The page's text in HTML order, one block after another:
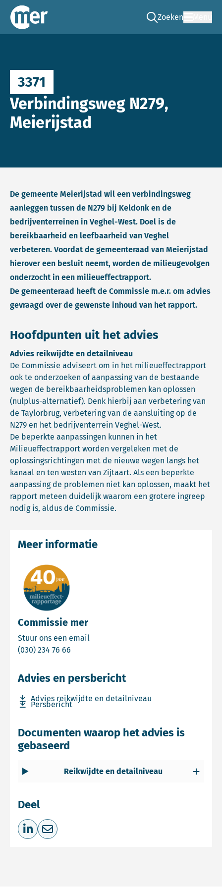
Commissie mer
Zoeken
Ga naar de zoek
3371
Verbindingsweg N279,
Meierijstad
De gemeente Meierijstad wil een verbindingsweg
aanleggen tussen de N279 bij Keldonk en de
bedrijventerreinen in Veghel-West. Doel is de
bereikbaarheid en leefbaarheid van Veghel
verbeteren. Voordat de gemeenteraad van Meierijstad
hierover een besluit neemt, worden de milieugevolgen
onderzocht in een milieueffectrapport.
De gemeenteraad heeft de Commissie m.e.r. om advies
gevraagd over de gewenste inhoud van het rapport.
Hoofdpunten uit het advies
Advies reikwijdte en detailniveau
De Commissie adviseert om in het milieueffectrapport
ook te onderzoeken of aanpassing van de bestaande
wegen de bereikbaarheidsproblemen kan oplossen
(nulplus-alternatief). Denk hierbij aan verbetering van
de Taylorbrug, verbetering van de aansluiting op de
N279 en het bedrijventerrein Veghel-West.
De beperkte aanpassingen kunnen in het
Milieueffectrapport worden vergeleken met de
oplossingsrichtingen met de nieuwe wegen langs het
kanaal en ten westen van Zijtaart. Als een beperkte
aanpassing de problemen niet kan oplossen, maakt het
rapport meteen duidelijk waarom een grotere ingreep
nodig is, aldus de Commissie.
Commissie mer
Stuur ons een email
(030) 234 76 66
Meer informatie
Advies en persbericht
Advies reikwijdte en detailniveau
Download bestand Advies reikwijdte en detailniveau
Persbericht
Download bestand Persbericht
Documenten waarop het advies is
gebaseerd
Reikwijdte en detailniveau
Deel
Deel op LinkedIn
Deel via e-mail